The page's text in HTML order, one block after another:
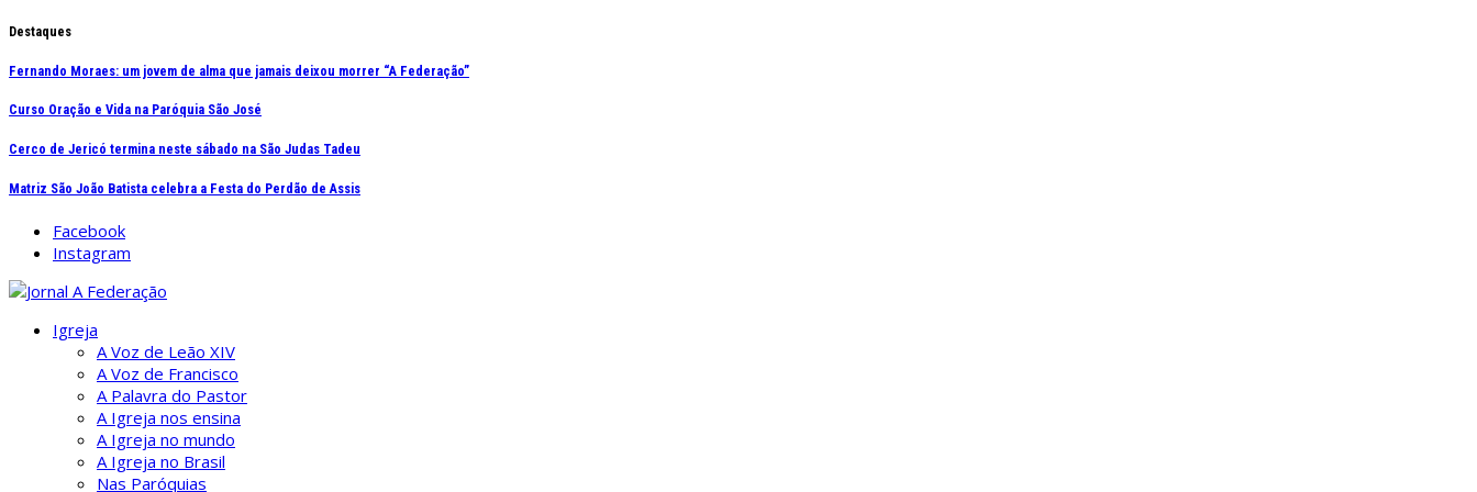
Ir
o
Destaques
Fernando Moraes: um jovem de alma que jamais deixou morrer “A Federação”
Curso Oração e Vida na Paróquia São José
Cerco de Jericó termina neste sábado na São Judas Tadeu
Matriz São João Batista celebra a Festa do Perdão de Assis
Facebook
Instagram
Igreja
A Voz de Leão XIV
A Voz de Francisco
A Palavra do Pastor
A Igreja nos ensina
A Igreja no mundo
A Igreja no Brasil
Nas Paróquias